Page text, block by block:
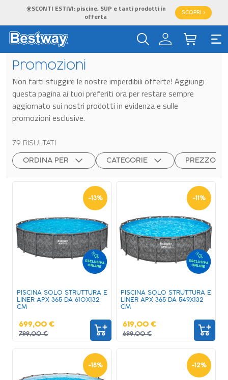
Piscine con accessori: trova il SET perfetto per te! SCOPRI >
Promozioni
Non farti sfuggire le nostre imperdibili offerte! Aggiungi
questa pagina ai tuoi preferiti ora per restare sempre
aggiornato sui nostri prodotti in evidenza e sulle
promozioni esclusive.
79 RISULTATI
ORDINA PER CATEGORIE PREZZO
-13%
PISCINA SOLO STRUTTURA E
LINER APX 365 DA 610X132
CM
699,00 €
799,00 €
-11%
PISCINA SOLO STRUTTURA E
LINER APX 365 DA 549X132
CM
619,00 €
699,00 €
-18% -12%